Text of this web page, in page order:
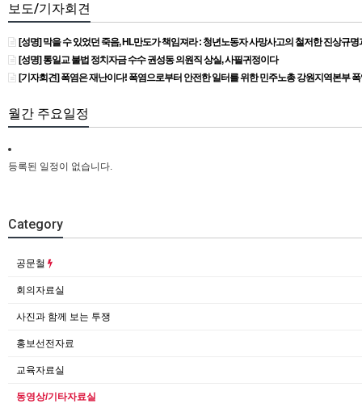
보도/기자회견
[성명] 막을 수 있었던 죽음, HL만도가 책임져라 : 청년노동자 사망사고의 철저한 진상규
[성명] 통일교 불법 정치자금 수수 권성동 의원직 상실, 사필귀정이다
[기자회견] 폭염은 재난이다! 폭염으로부터 안전한 일터를 위한 민주노총 강원지역본부
월간 주요일정
등록된 일정이 없습니다.
Category
공문철
회의자료실
사진과 함께 보는 투쟁
홍보선전자료
교육자료실
동영상/기타자료실